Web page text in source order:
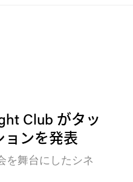
Club がタッ
ョンを発表
を舞台にしたシネ